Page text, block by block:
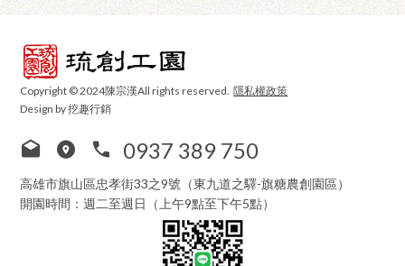
Copyright © 2024陳宗漢All rights reserved.隱私權政策
Design by 挖趣行銷
0937 389 750
高雄市旗山區忠孝街33之9號（東九道之驛-旗糖農創園區）
開園時間：週二至週日（上午9點至下午5點）